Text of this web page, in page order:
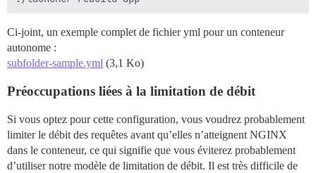
Ci-joint, un exemple complet de fichier yml pour un conteneur
autonome :
subfolder-sample.yml (3,1 Ko)
Préoccupations liées à la limitation de débit
Si vous optez pour cette configuration, vous voudrez probablement
limiter le débit des requêtes avant qu’elles n’atteignent NGINX
dans le conteneur, ce qui signifie que vous éviterez probablement
d’utiliser notre modèle de limitation de débit. Il est très difficile de